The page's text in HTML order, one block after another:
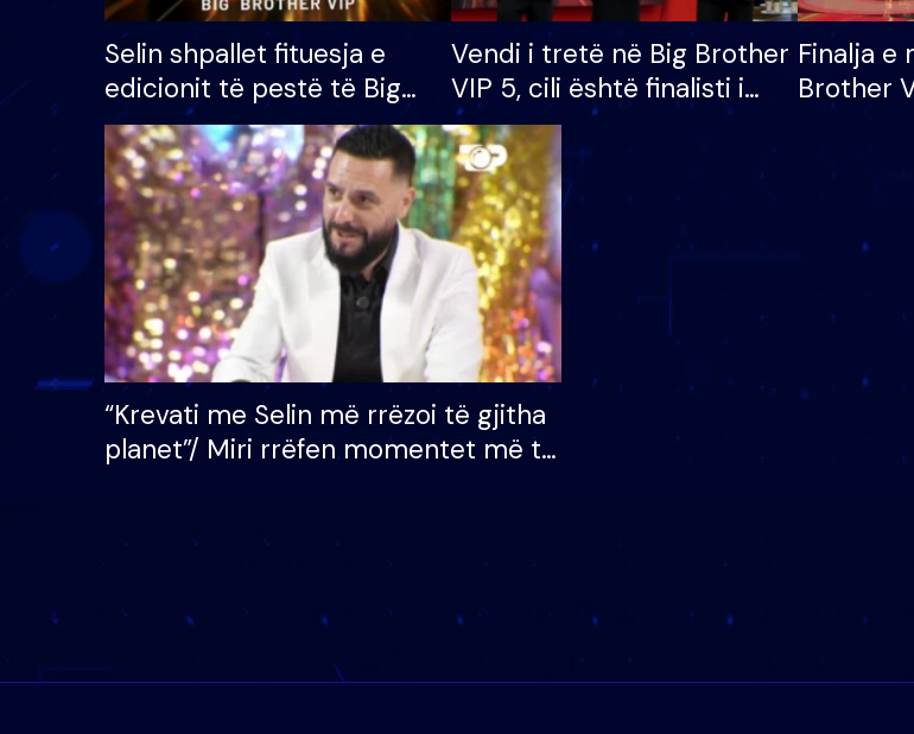
Selin shpallet fituesja e
edicionit të pestë të Big
Brother VIP, rrëmben
çmimin e madh prej 100
mijë eurosh
Vendi i tretë në Big Brother
VIP 5, cili është finalisti i
radhës që lë shtëpinë
Finalja e
Brother
banori i
dhe
të fituar
“Krevati me Selin më rrëzoi të gjitha
planet”/ Miri rrëfen momentet më të